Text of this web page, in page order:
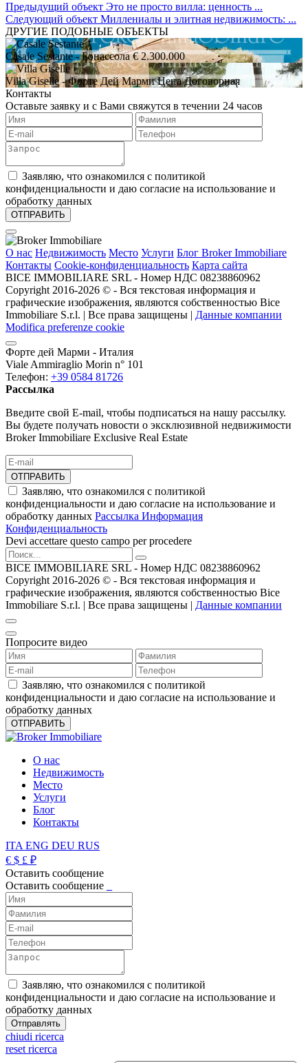
Предыдущий объект Это не просто вилла: ценность ...
Следующий объект Миллениалы и элитная недвижимость: ...
ДРУГИЕ ПОДОБНЫЕ ОБЪЕКТЫ
Casale Sestante- Бонассола € 2.300.000
Villa Giselle- Форте Дей Марми Цена Договорная
Контакты
Оставьте заявку и с Вами свяжутся в течении 24 часов
Заявляю, что ознакомился с политикой
конфиденциальности и даю согласие на использование и
обработку данных
О нас Недвижимость Место Услуги Блог Broker Immobiliare
Контакты Cookie-конфиденциальность Карта сайта
BICE IMMOBILIARE SRL - Номер НДС 08238860962
Copyright 2016-2026 ©️ - Вся текстовая информация и
графические изображения, являются собственностью Bice
Immobiliare S.r.l. | Все права защищены | Данные компании
Modifica preferenze cookie
Форте дей Марми - Италия
Viale Ammiraglio Morin n° 101
Телефон: +39 0584 81726
Рассылка
Введите свой E-mail, чтобы подписаться на нашу рассылку.
Вы будете получать новости о эксклюзивной недвижимости
Broker Immobiliare Exclusive Real Estate
ОТПРАВИТЬ
Заявляю, что ознакомился с политикой
конфиденциальности и даю согласие на использование и
обработку данных Рассылка Информация
Конфиденциальность
Devi accettare questo campo per procedere
BICE IMMOBILIARE SRL - Номер НДС 08238860962
Copyright 2016-2026 ©️ - Вся текстовая информация и
графические изображения, являются собственностью Bice
Immobiliare S.r.l. | Все права защищены | Данные компании
Попросите видео
Заявляю, что ознакомился с политикой
конфиденциальности и даю согласие на использование и
обработку данных
О нас
Недвижимость
Место
Услуги
Блог
Контакты
ITAENG DEU RUS
€ $ £ ₽
Оставить сообщение
Оставить сообщение
Заявляю, что ознакомился с политикой
конфиденциальности и даю согласие на использование и
обработку данных
chiudi ricerca
reset ricerca